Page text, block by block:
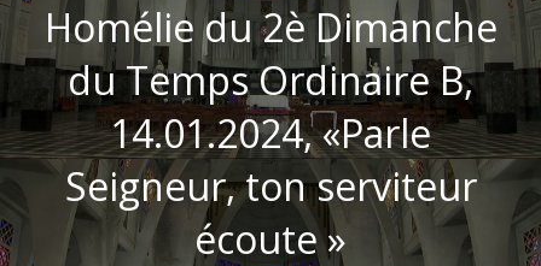
Homélie du 2è Dimanche
du Temps Ordinaire B,
14.01.2024, «Parle
Seigneur, ton serviteur
écoute »